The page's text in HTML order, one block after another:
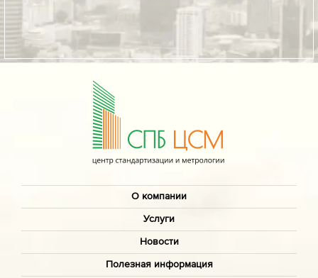
О компании
Услуги
Новости
Полезная информация